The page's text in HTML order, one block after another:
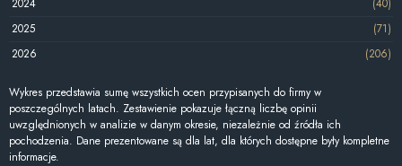
2024
(40)
2025
(71)
2026
(206)
Wykres przedstawia sumę wszystkich ocen przypisanych do firmy w
poszczególnych latach. Zestawienie pokazuje łączną liczbę opinii
uwzględnionych w analizie w danym okresie, niezależnie od źródła ich
pochodzenia. Dane prezentowane są dla lat, dla których dostępne były kompletne
informacje.